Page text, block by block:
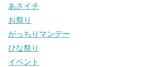
あさイチ
お祭り
がっちりマンデー
ひな祭り
イベント